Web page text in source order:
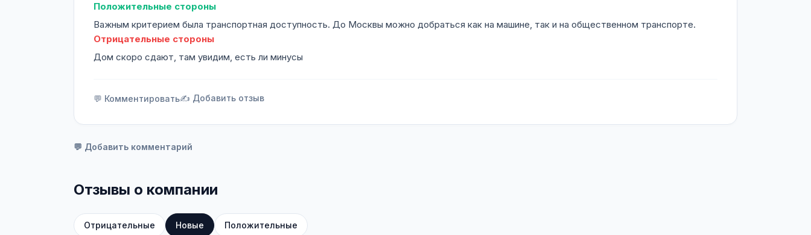
Положительные стороны
Важным критерием была транспортная доступность. До Москвы можно добраться как на машине, так и на общественном транспорте.
Отрицательные стороны
Дом скоро сдают, там увидим, есть ли минусы
💬 Комментировать✍️ Добавить отзыв
💬 Добавить комментарий
Отзывы о компании
Отрицательные Новые Положительные